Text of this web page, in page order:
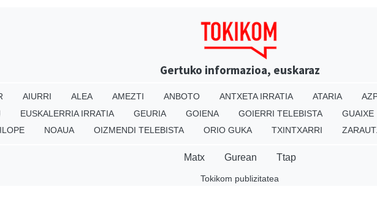
Gertuko informazioa, euskaraz
AIURRI ALEA AMEZTI ANBOTO ANTXETA IRRATIA ATARIA
EUSKALERRIA IRRATIA GEURIA GOIENA GOIERRI TELEBISTA GUAIXE
NOAUA OIZMENDI TELEBISTA ORIO GUKA TXINTXARRI
Matx Gurean Ttap
Tokikom publizitatea